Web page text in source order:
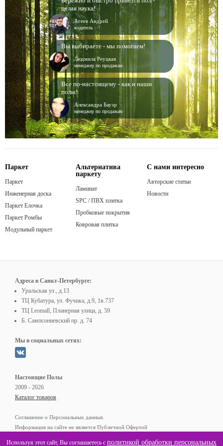
целая наука!
Агеев Андрей
водитель
Вы выбираете - мы помогаем!
Людмила Реуцкая
менеджер по продажам
Все по-настоящему - как и наши
полы!
Александра Бауэр
менеджер по продажам
Паркет
Паркет
Инженерная доска
Паркет Елочка
Паркет Ромбы
Модульный паркет
Альтернатива
паркету
Ламинат
SPC / ПВХ плитка
Пробковые покрытия
Ковровая плитка
С нами интересно
Авторские статьи
Новости
Адреса в Санкт-Петербурге:
Уральская ул., д.13
ТЦ Кубатура, ул. Фучика, д.9, 1в.737
ТЦ Leomall, Планерная улица, д. 59
Б. Сампсониевский пр. д. 74
Мы в социальных сетях:
Настоящие Полы
2009 - 2026
Каталог товаров
Соглашение о Персональных данных
Информация на сайте не является Публичной Офертой
Используя этот сайт, Вы соглашаетесь с политикой обработки персональных